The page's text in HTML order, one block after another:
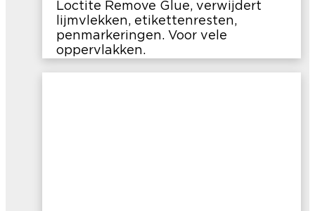
Loctite Remove Glue, verwijdert
lijmvlekken, etikettenresten,
penmarkeringen. Voor vele
oppervlakken.